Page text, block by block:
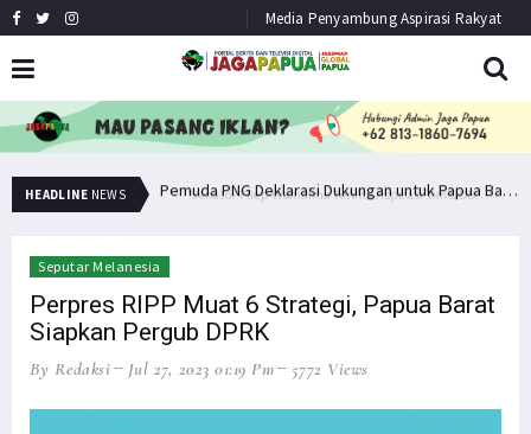
Media Penyambung Aspirasi Rakyat
HEADLINE NEWS Senator Filep Wamafma Terima Aspirasi Tim DOB Manokwari Barat Pemuda PNG Deklarasi Dukungan untuk Papua Barat Lawan TNI/Polri
Seputar Melanesia
Perpres RIPP Muat 6 Strategi, Papua Barat
Siapkan Pergub DPRK
By Redaksi Jul 27, 2023 01:19 Pm 5772 Views